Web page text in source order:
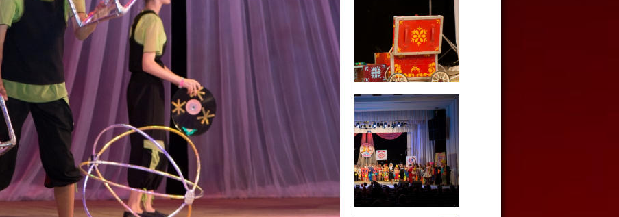
Рогожинер Светлана Георгиевна
коллектив «Шари-вари» МУ «Культурно-
г.Бендеры, руководители Отличные работники
Молдавской Республики Алёна Александровна и
«Энтузиасты» Дома культуры с. Делакеу,
руководитель Отличный работник культуры
Республики Пётр Петрович Дижмару;
«Сперанца» Дома культуры посёлка Красное,
Отличный работник культуры
Республики Анжела Владимировна